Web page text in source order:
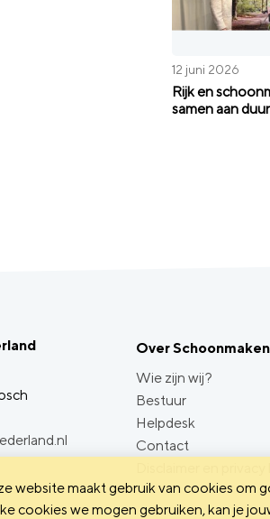
12 juni 2026
Rijk en
samen aan
Over
Wie zijn wij?
Bestuur
Helpdesk
Contact
website maakt gebruik van cookies om
cookies we mogen gebruiken, kan je